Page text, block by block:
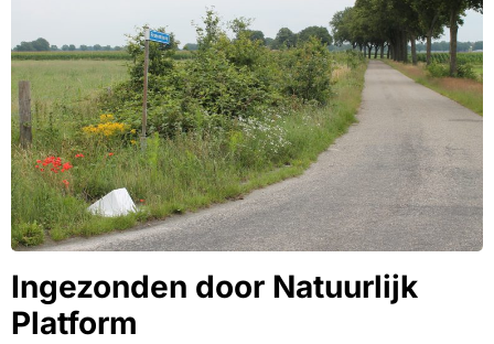
Ingezonden door Natuurlijk
Platform